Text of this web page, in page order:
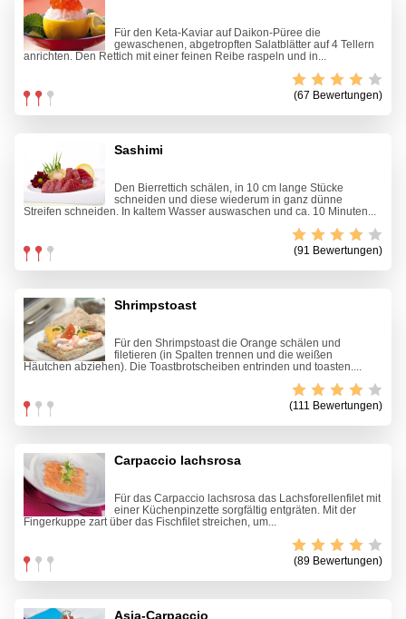
Für den Keta-Kaviar auf Daikon-Püree die
gewaschenen, abgetropften Salatblätter auf 4 Tellern
anrichten. Den Rettich mit einer feinen Reibe raspeln und in...
(67 Bewertungen)
Sashimi
Den Bierrettich schälen, in 10 cm lange Stücke
schneiden und diese wiederum in ganz dünne
Streifen schneiden. In kaltem Wasser auswaschen und ca. 10 Minuten...
(91 Bewertungen)
Shrimpstoast
Für den Shrimpstoast die Orange schälen und
filetieren (in Spalten trennen und die weißen
Häutchen abziehen). Die Toastbrotscheiben entrinden und toasten....
(111 Bewertungen)
Carpaccio lachsrosa
Für das Carpaccio lachsrosa das Lachsforellenfilet mit
einer Küchenpinzette sorgfältig entgräten. Mit der
Fingerkuppe zart über das Fischfilet streichen, um...
(89 Bewertungen)
Asia-Carpaccio